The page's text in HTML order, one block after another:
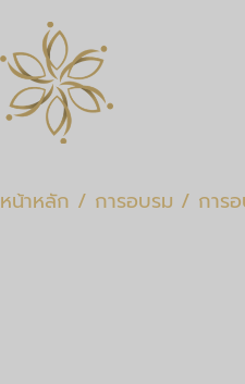
หน้าหลัก / การอบรม / การ